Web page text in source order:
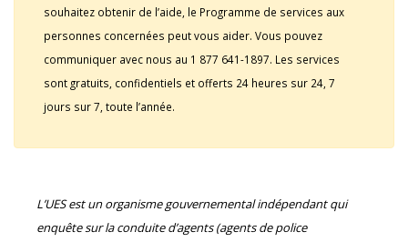
souhaitez obtenir de l’aide, le Programme de services aux
personnes concernées peut vous aider. Vous pouvez
communiquer avec nous au 1 877 641-1897. Les services
sont gratuits, confidentiels et offerts 24 heures sur 24, 7
jours sur 7, toute l’année.
L’UES est un organisme gouvernemental indépendant qui
enquête sur la conduite d’agents (agents de police